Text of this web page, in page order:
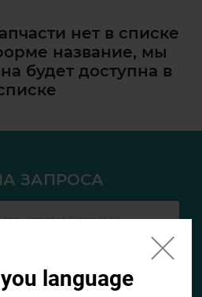
language
нет в списке
название, мы
будет доступна в
ЗАПРОСА